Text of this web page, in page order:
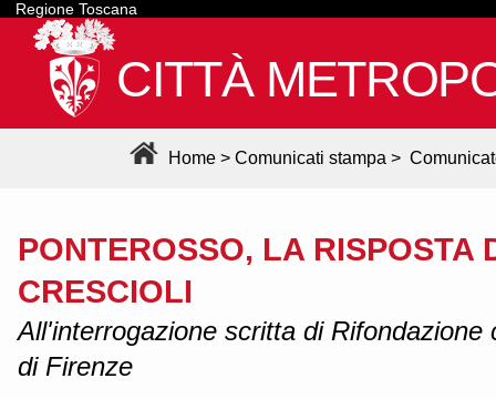
Regione Toscana
CITTÀ
Home > Comunicati stampa >
PONTEROSSO, LA RISPOSTA
CRESCIOLI
All'interrogazione scritta di Rifondazione
di Firenze